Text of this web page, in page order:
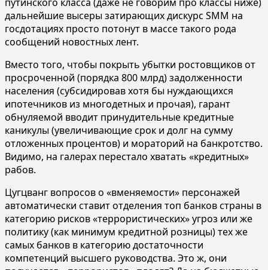
дальнейшие высеры затирающих дискурс SMM на
госдотациях просто потонут в массе такого рода
сообщений новостных лент.
Вместо того, чтобы покрыть убытки ростовщиков от
просроченной (порядка 800 млрд) задолженности
населения (субсидировав хотя бы нуждающихся
ипотечников из многодетных и прочая), гарант
обнуляемой вводит принудительные кредитные
каникулы (увеличивающие срок и долг на сумму
отложенных процентов) и мораторий на банкротство.
Видимо, на галерах перестало хватать «кредитных»
рабов.
Цугцванг вопросов о «вменяемости» персонажей
автоматически ставит отделения топ банков страны в
категорию рисков «террористических» угроз или же
политику (как минимум кредитной розницы) тех же
самых банков в категорию достаточности
компетенций высшего руководства. Это ж, они